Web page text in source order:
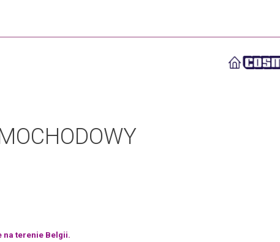
na terenie Belgii.